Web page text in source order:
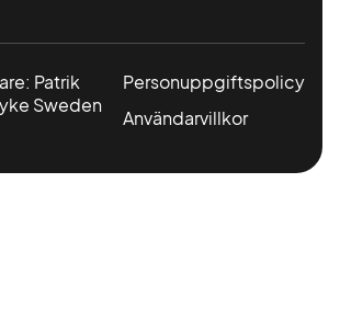
Patrik
Sweden
Personuppgiftspolicy
Användarvillkor